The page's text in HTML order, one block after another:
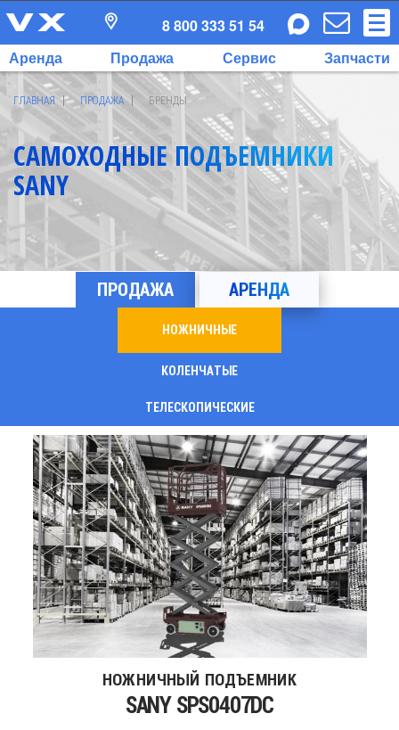
Аренда Продажа Сервис Запчасти
8 800 333 51 54
ГЛАВНАЯ ПРОДАЖА БРЕНДЫ
САМОХОДНЫЕ ПОДЪЕМНИКИ
SANY
ПРОДАЖА АРЕНДА
НОЖНИЧНЫЕ
КОЛЕНЧАТЫЕ
ТЕЛЕСКОПИЧЕСКИЕ
НОЖНИЧНЫЙ ПОДЪЕМНИК
SANY SPS0407DC